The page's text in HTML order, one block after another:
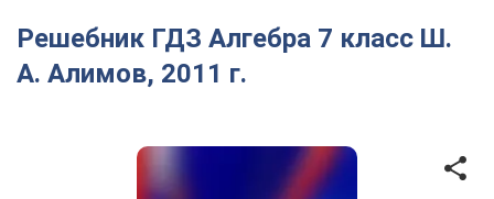
Решебник ГДЗ Алгебра 7 класс Ш.
А. Алимов, 2011 г.